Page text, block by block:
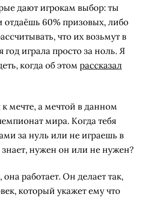
дают игрокам выбор: ты
отдаёшь 60% призовых, либо
что их возьмут в
играла просто за ноль. Я
когда об этом рассказал
мечте, а мечтой в данном
мира. Когда тебя
за нуль или не играешь в
нужен он или не нужен?
работает. Он делает так,
который укажет ему что